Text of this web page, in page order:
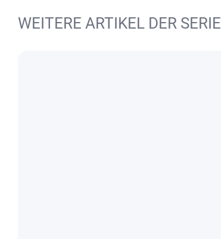
WEITERE ARTIKEL DER SERIE